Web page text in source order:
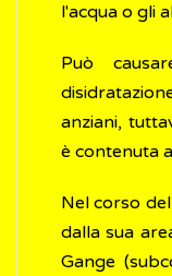
l'acqua o gli
Può
anziani,
è contenuta
Nel corso
dalla sua
Gange